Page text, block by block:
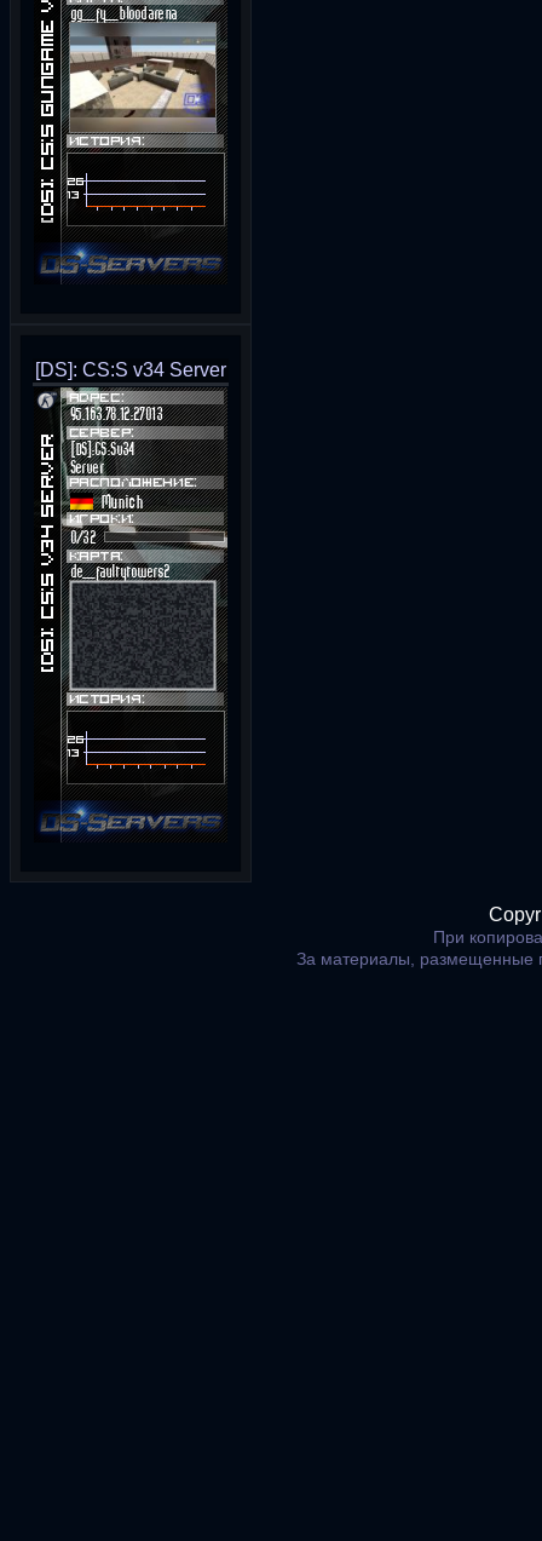
[DS]: CS:S v34 Server
При
За материалы, размещенные